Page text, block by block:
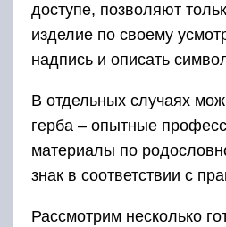
доступе, позволяют
изделие по своему
надпись и описать
В отдельных случаях
герба – опытные
материалы по
знак в соответствии с
Рассмотрим несколько